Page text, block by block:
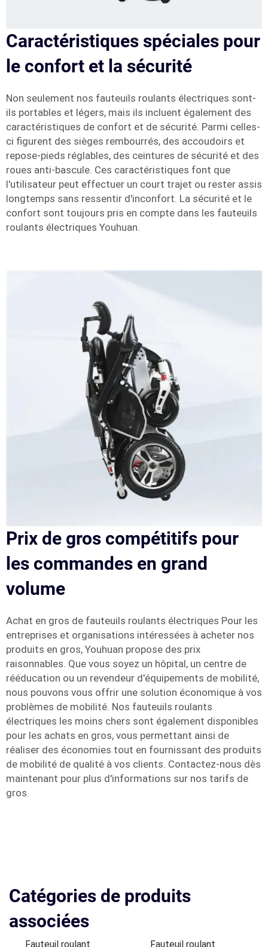
Caractéristiques spéciales pour
le confort et la sécurité
Non seulement nos fauteuils roulants électriques sont-
ils portables et légers, mais ils incluent également des
caractéristiques de confort et de sécurité. Parmi celles-
ci figurent des sièges rembourrés, des accoudoirs et
repose-pieds réglables, des ceintures de sécurité et des
roues anti-bascule. Ces caractéristiques font que
l'utilisateur peut effectuer un court trajet ou rester assis
longtemps sans ressentir d'inconfort. La sécurité et le
confort sont toujours pris en compte dans les fauteuils
roulants électriques Youhuan.
Prix de gros compétitifs pour
les commandes en grand
volume
Achat en gros de fauteuils roulants électriques Pour les
entreprises et organisations intéressées à acheter nos
produits en gros, Youhuan propose des prix
raisonnables. Que vous soyez un hôpital, un centre de
rééducation ou un revendeur d'équipements de mobilité,
nous pouvons vous offrir une solution économique à vos
problèmes de mobilité. Nos fauteuils roulants
électriques les moins chers sont également disponibles
pour les achats en gros, vous permettant ainsi de
réaliser des économies tout en fournissant des produits
de mobilité de qualité à vos clients. Contactez-nous dès
maintenant pour plus d'informations sur nos tarifs de
gros.
Catégories de produits
associées
Fauteuil roulant
Fauteuil roulant